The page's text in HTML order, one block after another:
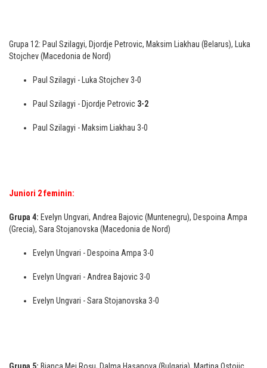
Grupa 12: Paul Szilagyi, Djordje Petrovic, Maksim Liakhau (Belarus), Luka
Stojchev (Macedonia de Nord)
Paul Szilagyi - Luka Stojchev 3-0
Paul Szilagyi - Djordje Petrovic 3-2
Paul Szilagyi - Maksim Liakhau 3-0
Juniori 2 feminin:
Grupa 4: Evelyn Ungvari, Andrea Bajovic (Muntenegru), Despoina Ampa
(Grecia), Sara Stojanovska (Macedonia de Nord)
Evelyn Ungvari - Despoina Ampa 3-0
Evelyn Ungvari - Andrea Bajovic 3-0
Evelyn Ungvari - Sara Stojanovska 3-0